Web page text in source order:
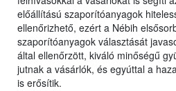
előállítású szaporítóanyagok
ellenőrizhető, ezért a Nébih
szaporítóanyagok választását
által ellenőrzött, kiváló minőségű
jutnak a vásárlók, és egyúttal a
is erősítik.